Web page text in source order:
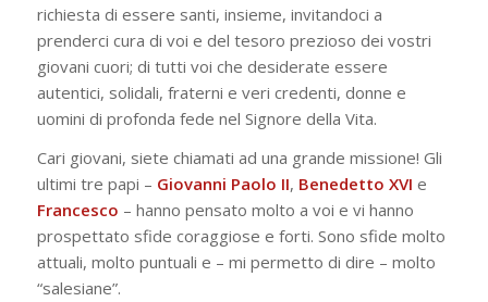
richiesta di essere santi, insieme, invitandoci a
prenderci cura di voi e del tesoro prezioso dei vostri
giovani cuori; di tutti voi che desiderate essere
autentici, solidali, fraterni e veri credenti, donne e
uomini di profonda fede nel Signore della Vita.
Cari giovani, siete chiamati ad una grande missione! Gli
ultimi tre papi – Giovanni Paolo II, Benedetto XVI e
Francesco – hanno pensato molto a voi e vi hanno
prospettato sfide coraggiose e forti. Sono sfide molto
attuali, molto puntuali e – mi permetto di dire – molto
“salesiane”.